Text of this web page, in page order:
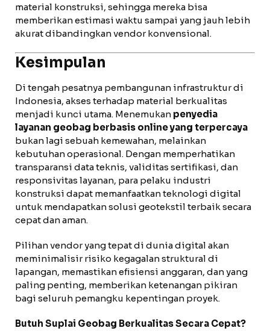
material konstruksi, sehingga mereka bisa
memberikan estimasi waktu sampai yang jauh lebih
akurat dibandingkan vendor konvensional.
Kesimpulan
Di tengah pesatnya pembangunan infrastruktur di
Indonesia, akses terhadap material berkualitas
menjadi kunci utama. Menemukan penyedia
layanan geobag berbasis online yang terpercaya
bukan lagi sebuah kemewahan, melainkan
kebutuhan operasional. Dengan memperhatikan
transparansi data teknis, validitas sertifikasi, dan
responsivitas layanan, para pelaku industri
konstruksi dapat memanfaatkan teknologi digital
untuk mendapatkan solusi geotekstil terbaik secara
cepat dan aman.
Pilihan vendor yang tepat di dunia digital akan
meminimalisir risiko kegagalan struktural di
lapangan, memastikan efisiensi anggaran, dan yang
paling penting, memberikan ketenangan pikiran
bagi seluruh pemangku kepentingan proyek.
Butuh Suplai Geobag Berkualitas Secara Cepat?